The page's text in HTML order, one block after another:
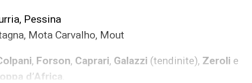
Pessina
Mota Carvalho, Mout
, Forson, Caprari, Galazzi (tendinite), Zeroli e
d’Africa